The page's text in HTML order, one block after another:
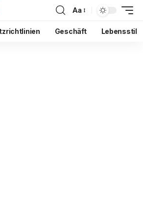
Aa
Geschäft Lebensstil